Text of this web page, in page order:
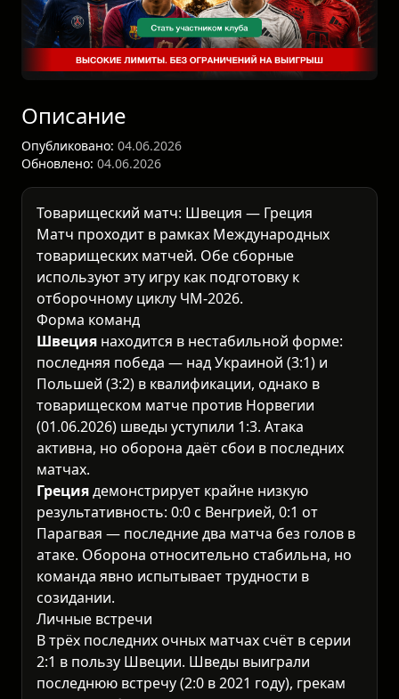
Описание
Опубликовано: 04.06.2026
Обновлено: 04.06.2026
Товарищеский матч: Швеция — Греция
Матч проходит в рамках Международных
товарищеских матчей. Обе сборные
используют эту игру как подготовку к
отборочному циклу ЧМ-2026.
Форма команд
Швеция находится в нестабильной форме:
последняя победа — над Украиной (3:1) и
Польшей (3:2) в квалификации, однако в
товарищеском матче против Норвегии
(01.06.2026) шведы уступили 1:3. Атака
активна, но оборона даёт сбои в последних
матчах.
Грециядемонстрирует крайне низкую
результативность: 0:0 с Венгрией, 0:1 от
Парагвая — последние два матча без голов в
атаке. Оборона относительно стабильна, но
команда явно испытывает трудности в
созидании.
Личные встречи
В трёх последних очных матчах счёт в серии
2:1 в пользу Швеции. Шведы выиграли
последнюю встречу (2:0 в 2021 году), грекам